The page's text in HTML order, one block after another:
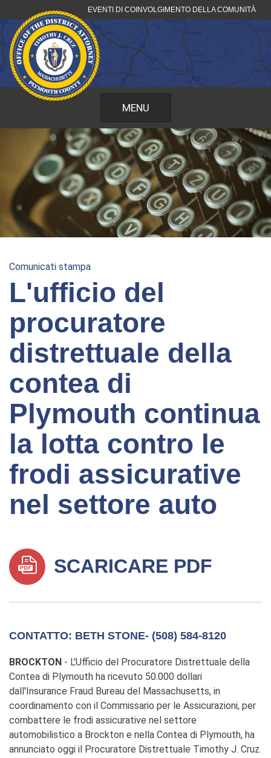
al
contenuto
EVENTI DI COINVOLGIMENTO DELLA COMUNITÀ
MENU
Comunicati stampa
L'ufficio del
procuratore
distrettuale della
contea di
Plymouth continua
la lotta contro le
frodi assicurative
nel settore auto
SCARICARE PDF
CONTATTO: BETH STONE- (508) 584-8120
BROCKTON - L'Ufficio del Procuratore Distrettuale della
Contea di Plymouth ha ricevuto 50.000 dollari
dall'Insurance Fraud Bureau del Massachusetts, in
coordinamento con il Commissario per le Assicurazioni, per
combattere le frodi assicurative nel settore
automobilistico a Brockton e nella Contea di Plymouth, ha
annunciato oggi il Procuratore Distrettuale Timothy J. Cruz.